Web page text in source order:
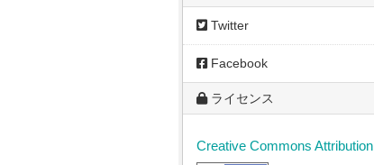
Twitter
Facebook
ライセンス
Creative Commons Attribution